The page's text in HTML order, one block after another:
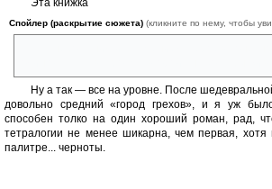
Спойлер (раскрытие сюжета) (кликните по нему, чтобы
Ну а так — все на уровне. После
довольно средний «город грехов», и я уж
способен толко на один хороший роман, рад,
тетралогии не менее шикарна, чем первая,
палитре... черноты.